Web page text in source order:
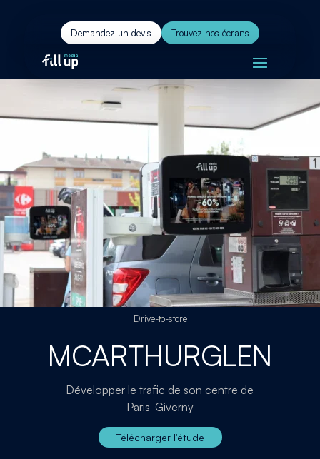
Demandez un devis Trouvez nos écrans
Drive-to-store
MCARTHURGLEN
Développer le trafic de son centre de
Paris-Giverny
Télécharger l'étude